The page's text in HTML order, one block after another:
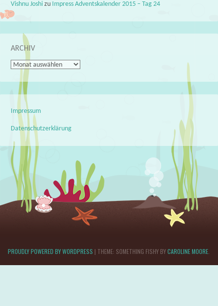
Vishnu Joshi zu Impress Adventskalender 2015 – Tag 24
ARCHIV
Archiv
Impressum
Datenschutzerklärung
PROUDLY POWERED BY WORDPRESS | THEME: SOMETHING FISHY BYCAROLINE MOORE